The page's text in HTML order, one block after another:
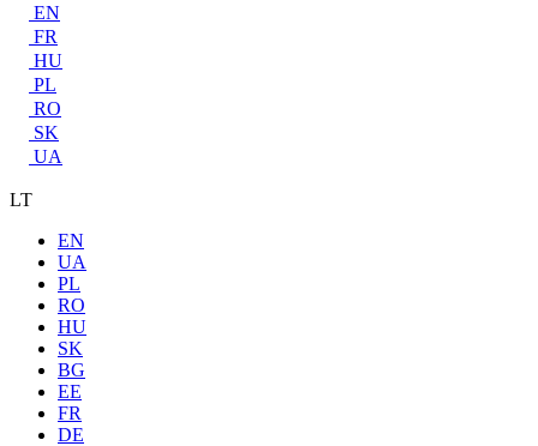
EN
FR
HU
PL
RO
SK
UA
LT
EN
UA
PL
RO
HU
SK
BG
EE
FR
DE